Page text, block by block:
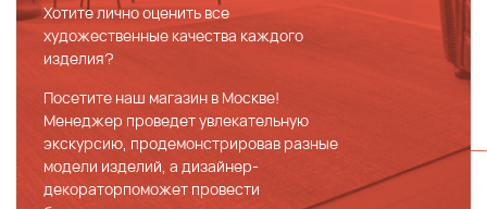
Хотите лично оценить все
художественные качества каждого
изделия?
Посетите наш магазин в Москве!
Менеджер проведет увлекательную
экскурсию, продемонстрировав разные
модели изделий, а дизайнер-
декораторпоможет провести